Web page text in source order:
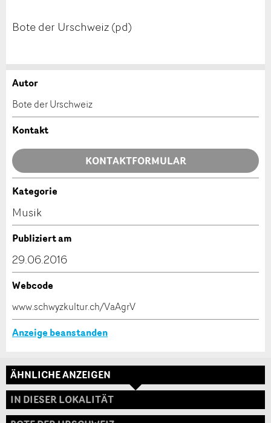
Bote der Urschweiz (pd)
Anzeige beanstanden
Ihr Feedback wird sehr geschätzt!
Allgemeines Feedback
Anzeige nicht mehr gültig
Anzeige unvollständig
Anzeige weiterempfehlen
Empfehlen Sie diese Anzeige an Freunde weiter.
* Eingabe erforderlich
Autor
Bote der Urschweiz
Kontakt
KONTAKTFORMULAR
Kontakt
Verfassen Sie eine Nachricht für die Kontaktpersonen
Adresse
Kategorie
Musik
Publiziert am
29.06.2016
Webcode
www.schwyzkultur.ch/VaAgrV
Anzeige beanstanden
ÄHNLICHE ANZEIGEN
IN DIESER LOKALITÄT